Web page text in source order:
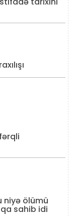
niyə ölümü
sahib idi